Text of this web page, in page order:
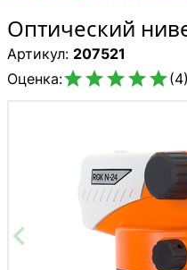
Оптический
Артикул: 207521
Оценка:(4)